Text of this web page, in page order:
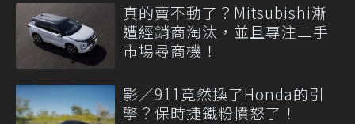
真的賣不動了？Mitsubishi漸
遭經銷商淘汰，並且專注二手
市場尋商機！
影／911竟然換了Honda的引
擎？保時捷鐵粉憤怒了！